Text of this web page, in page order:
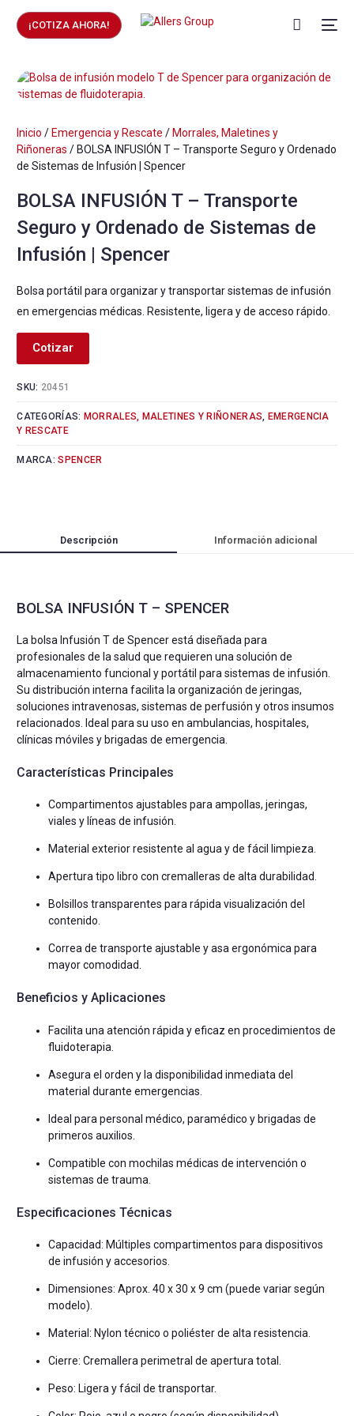
¡COTIZA AHORA!
Inicio / Emergencia y Rescate / Morrales, Maletines y
Riñoneras / BOLSA INFUSIÓN T – Transporte Seguro y Ordenado
de Sistemas de Infusión | Spencer
BOLSA INFUSIÓN T – Transporte
Seguro y Ordenado de Sistemas de
Infusión | Spencer
Bolsa portátil para organizar y transportar sistemas de infusión
en emergencias médicas. Resistente, ligera y de acceso rápido.
Cotizar
SKU: 20451
CATEGORÍAS: MORRALES, MALETINES Y RIÑONERAS, EMERGENCIA
Y RESCATE
MARCA:SPENCER
Descripción Información adicional
BOLSA INFUSIÓN T – SPENCER
La bolsa Infusión T de Spencer está diseñada para
profesionales de la salud que requieren una solución de
almacenamiento funcional y portátil para sistemas de infusión.
Su distribución interna facilita la organización de jeringas,
soluciones intravenosas, sistemas de perfusión y otros insumos
relacionados. Ideal para su uso en ambulancias, hospitales,
clínicas móviles y brigadas de emergencia.
Características Principales
Compartimentos ajustables para ampollas, jeringas,
viales y líneas de infusión.
Material exterior resistente al agua y de fácil limpieza.
Apertura tipo libro con cremalleras de alta durabilidad.
Bolsillos transparentes para rápida visualización del
contenido.
Correa de transporte ajustable y asa ergonómica para
mayor comodidad.
Beneficios y Aplicaciones
Facilita una atención rápida y eficaz en procedimientos de
fluidoterapia.
Asegura el orden y la disponibilidad inmediata del
material durante emergencias.
Ideal para personal médico, paramédico y brigadas de
primeros auxilios.
Compatible con mochilas médicas de intervención o
sistemas de trauma.
Especificaciones Técnicas
Capacidad: Múltiples compartimentos para dispositivos
de infusión y accesorios.
Dimensiones: Aprox. 40 x 30 x 9 cm (puede variar según
modelo).
Material: Nylon técnico o poliéster de alta resistencia.
Cierre: Cremallera perimetral de apertura total.
Peso: Ligera y fácil de transportar.